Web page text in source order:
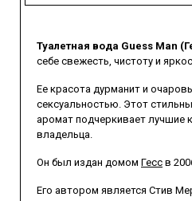
Туалетная вода Guess Man
себе свежесть, чистоту и
Ее красота дурманит и
сексуальностью. Этот
аромат подчеркивает лучшие
владельца.
Он был издан домом Гесс в
Его автором является Стив